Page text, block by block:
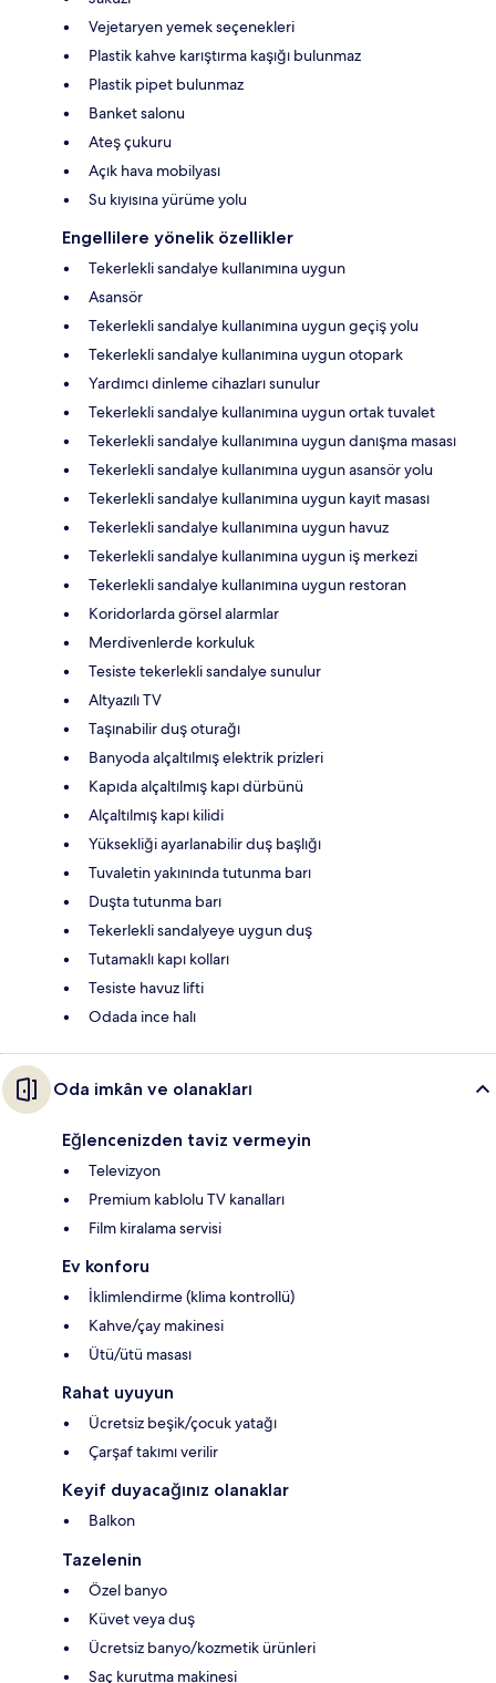
Vejetaryen yemek seçenekleri
Plastik kahve karıştırma kaşığı bulunmaz
Plastik pipet bulunmaz
Banket salonu
Ateş çukuru
Açık hava mobilyası
Su kıyısına yürüme yolu
Engellilere yönelik özellikler
Tekerlekli sandalye kullanımına uygun
Asansör
Tekerlekli sandalye kullanımına uygun geçiş yolu
Tekerlekli sandalye kullanımına uygun otopark
Yardımcı dinleme cihazları sunulur
Tekerlekli sandalye kullanımına uygun ortak tuvalet
Tekerlekli sandalye kullanımına uygun danışma masası
Tekerlekli sandalye kullanımına uygun asansör yolu
Tekerlekli sandalye kullanımına uygun kayıt masası
Tekerlekli sandalye kullanımına uygun havuz
Tekerlekli sandalye kullanımına uygun iş merkezi
Tekerlekli sandalye kullanımına uygun restoran
Koridorlarda görsel alarmlar
Merdivenlerde korkuluk
Tesiste tekerlekli sandalye sunulur
Altyazılı TV
Taşınabilir duş oturağı
Banyoda alçaltılmış elektrik prizleri
Kapıda alçaltılmış kapı dürbünü
Alçaltılmış kapı kilidi
Yüksekliği ayarlanabilir duş başlığı
Tuvaletin yakınında tutunma barı
Duşta tutunma barı
Tekerlekli sandalyeye uygun duş
Tutamaklı kapı kolları
Tesiste havuz lifti
Odada ince halı
Oda imkân ve olanakları
Eğlencenizden taviz vermeyin
Televizyon
Premium kablolu TV kanalları
Film kiralama servisi
Ev konforu
İklimlendirme (klima kontrollü)
Kahve/çay makinesi
Ütü/ütü masası
Rahat uyuyun
Ücretsiz beşik/çocuk yatağı
Çarşaf takımı verilir
Keyif duyacağınız olanaklar
Balkon
Tazelenin
Özel banyo
Küvet veya duş
Ücretsiz banyo/kozmetik ürünleri
Saç kurutma makinesi